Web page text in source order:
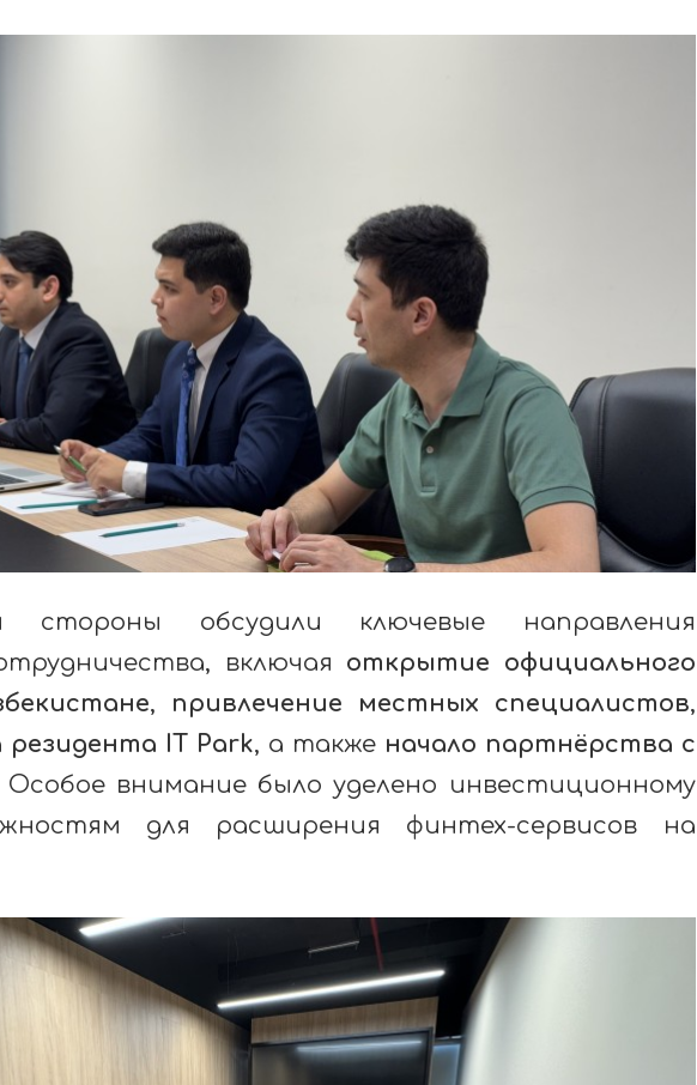
обсудили ключевые направления
включая открытие официального
, привлечение местных специалистов,
резидента IT Park, а также начало партнёрства с
Особое внимание было уделено инвестиционному
для расширения финтех-сервисов на